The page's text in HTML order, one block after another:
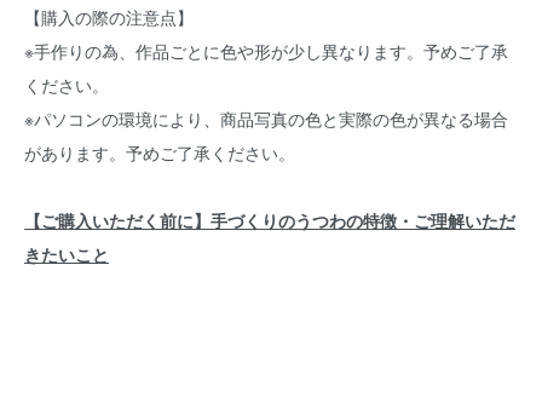
【購入の際の注意点】
※手作りの為、作品ごとに色や形が少し異なります。予めご了承
ください。
※パソコンの環境により、商品写真の色と実際の色が異なる場合
があります。予めご了承ください。
【ご購入いただく前に】手づくりのうつわの特徴・ご理解いただ
きたいこと